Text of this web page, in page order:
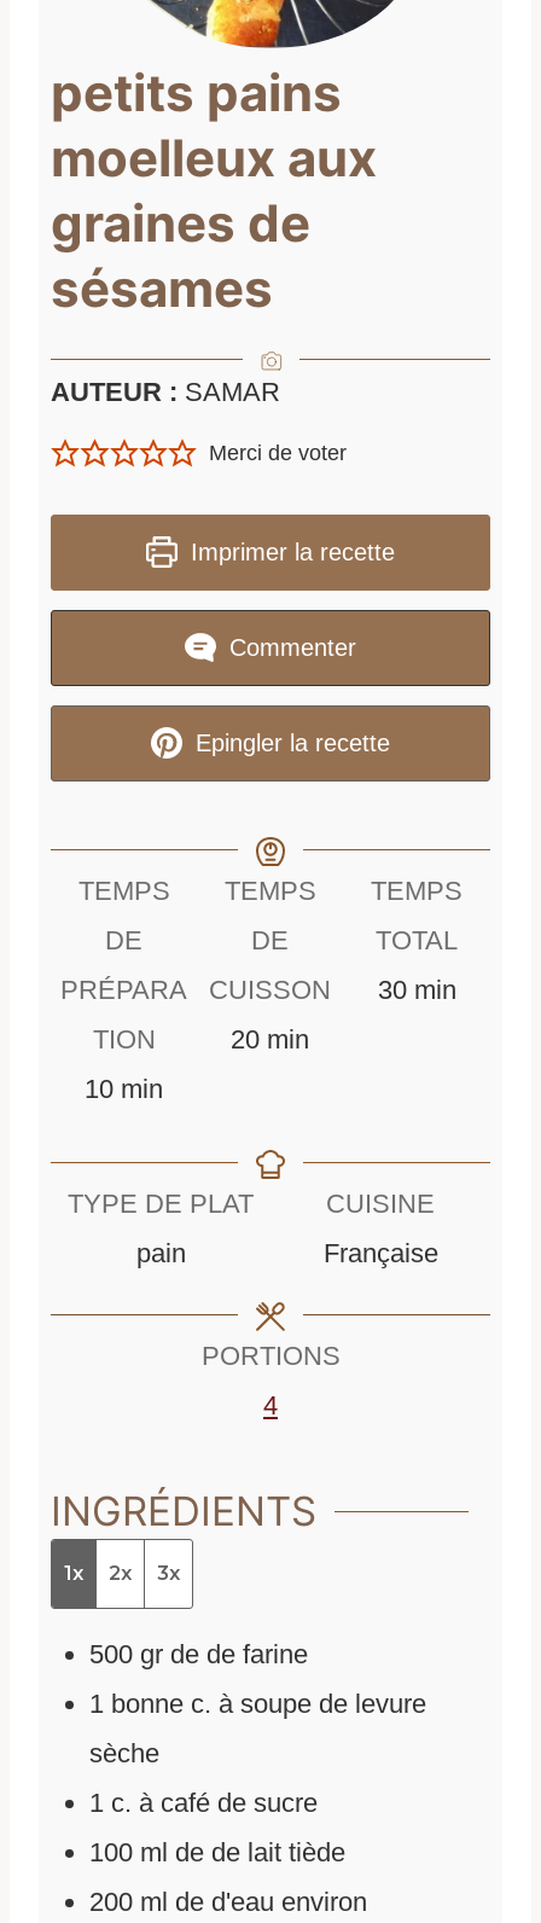
petits pains
moelleux aux
graines de
sésames
AUTEUR : SAMAR
Merci de voter
Imprimer la recette
Commenter
Epingler la recette
TEMPS
DE
PRÉPARA
TION
10mmin
TEMPS
DE
CUISSON
20m
u
s
min
TEMPS
TOTAL
30m
e
min
TYPE DE PLAT
pain
CUISINE
Française
PORTIONS
4
INGRÉDIENTS
1x 2x 3x
500 gr de de farine
1 bonne c. à soupe de levure
sèche
1 c. à café de sucre
100 ml de de lait tiède
200 ml de d'eau environ